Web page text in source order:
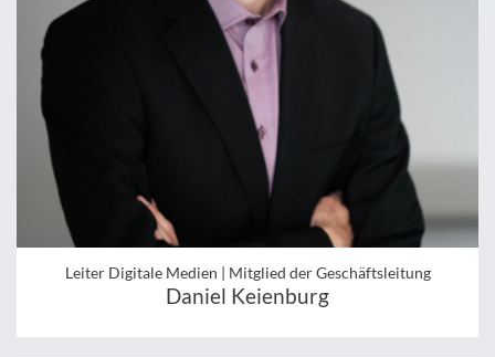
Leiter Digitale Medien | Mitglied der Geschäftsleitung
Daniel Keienburg